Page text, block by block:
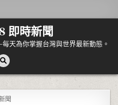
即時新聞
天為你掌握台灣與世界最新動態。
IN
聞